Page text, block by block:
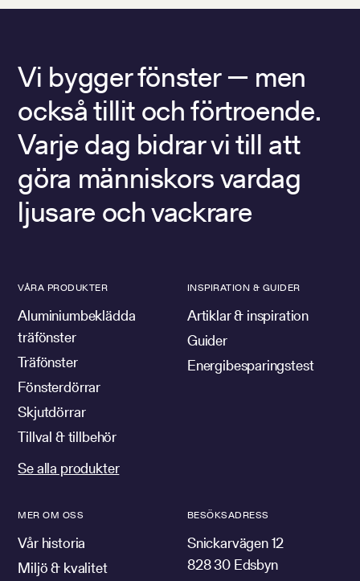
Vi bygger fönster — men
också tillit och förtroende.
Varje dag bidrar vi till att
göra människors vardag
ljusare och vackrare
VÅRA PRODUKTER
Aluminiumbeklädda
träfönster
Träfönster
Fönsterdörrar
Skjutdörrar
Tillval & tillbehör
Se alla produkter
INSPIRATION & GUIDER
Artiklar & inspiration
Guider
Energibesparingstest
MER OM OSS
Vår historia
Miljö & kvalitet
BESÖKSADRESS
Snickarvägen 12
828 30 Edsbyn